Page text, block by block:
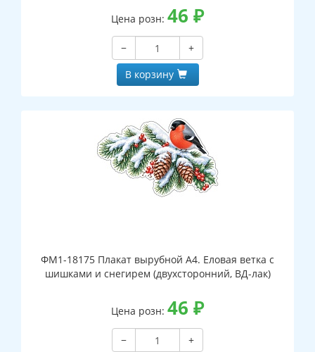
Цена розн: 46 ₽
−
+
В корзину
ФМ1-18175 Плакат вырубной А4. Еловая ветка с
шишками и снегирем (двухсторонний, ВД-лак)
Цена розн: 46 ₽
−
+